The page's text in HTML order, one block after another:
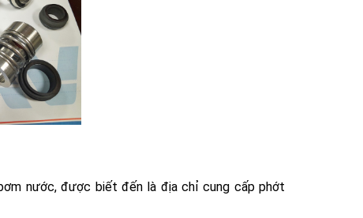
nước, được biết đến là địa chỉ cung cấp phớt